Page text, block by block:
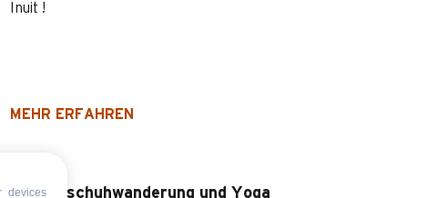
Inuit !
MEHR ERFAHREN
Schneeschuhwanderung und Yoga
devices